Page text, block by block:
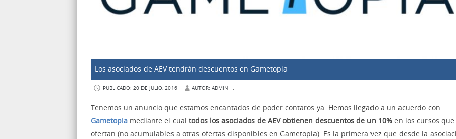
Los asociados de AEV tendrán descuentos en Gametopia
PUBLICADO: 20 DE JULIO, 2016 AUTOR: ADMIN .
Tenemos un anuncio que estamos encantados de poder contaros ya. Hemos llegado a un acuerdo con
Gametopia mediante el cual todos los asociados de AEV obtienen descuentos de un 10% en los cursos que
ofertan (no acumulables a otras ofertas disponibles en Gametopia). Es la primera vez que desde la